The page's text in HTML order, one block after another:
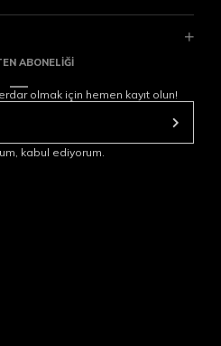
ABONELİĞİ
olmak için hemen kayıt olun!
kabul ediyorum.